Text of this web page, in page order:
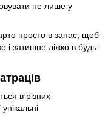
не лише у
просто в запас, щоб
і затишне ліжко в будь-
в різних